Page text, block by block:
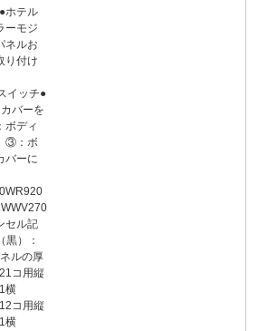
ホテル
ーモジ
ネルお
り付け
イッチ●
バーを
ボディ
③：ボ
バーに
セル記
黒）：
ルの厚
コ用縦
横
コ用縦
横